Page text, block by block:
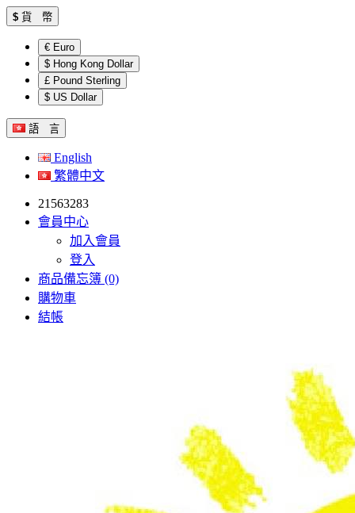
$ 貨 幣
€ Euro
$ Hong Kong Dollar
£ Pound Sterling
$ US Dollar
語 言
English
繁體中文
21563283
會員中心
加入會員
登入
商品備忘簿 (0)
購物車
結帳